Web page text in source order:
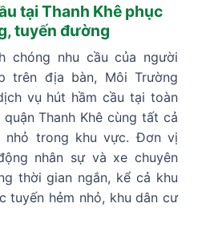
tại Thanh Khê phục
tuyến đường
chóng nhu cầu của người
trên địa bàn, Môi Trường
vụ hút hầm cầu tại toàn
Thanh Khê cùng tất cả
nhỏ trong khu vực. Đơn vị
nhân sự và xe chuyên
thời gian ngắn, kể cả khu
tuyến hẻm nhỏ, khu dân cư